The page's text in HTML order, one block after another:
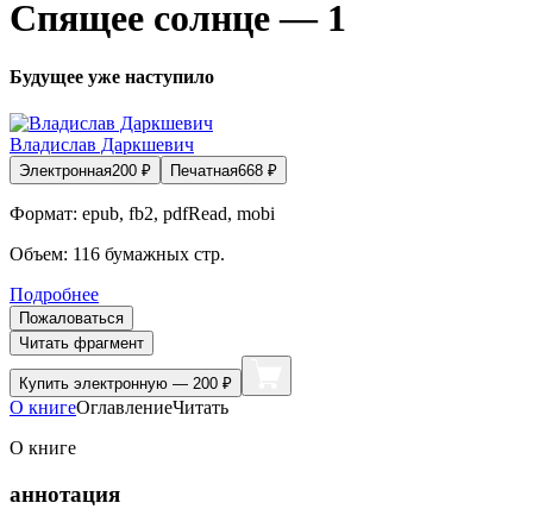
Спящее солнце — 1
Будущее уже наступило
Владислав Даркшевич
Электронная200 ₽ Печатная668 ₽
Формат: epub, fb2, pdfRead, mobi
Объем: 116 бумажных стр.
Подробнее
Пожаловаться
Читать фрагмент
Купить электронную — 200 ₽
О книгеОглавлениеЧитать
О книге
аннотация